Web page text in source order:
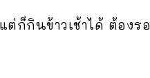
ก็กินข้าวเช้าได้ ต้องรอ